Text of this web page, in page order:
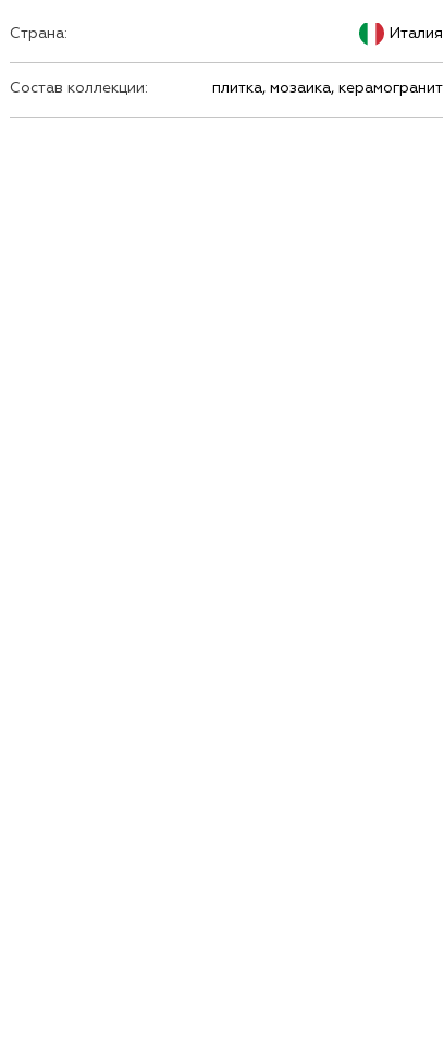
Страна: Италия
Состав коллекции: плитка, мозаика, керамогранит